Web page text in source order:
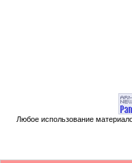
Любое использование